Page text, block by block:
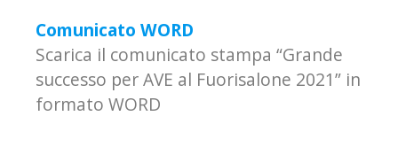
Comunicato WORD
Scarica il comunicato stampa “Grande
successo per AVE al Fuorisalone 2021” in
formato WORD